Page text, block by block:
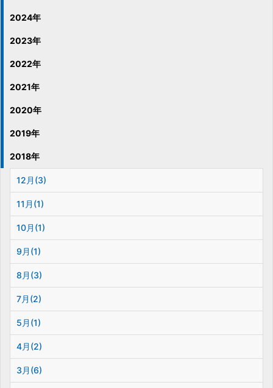
2024年
2023年
2022年
2021年
2020年
2019年
2018年
12月(3)
11月(1)
10月(1)
9月(1)
8月(3)
7月(2)
5月(1)
4月(2)
3月(6)